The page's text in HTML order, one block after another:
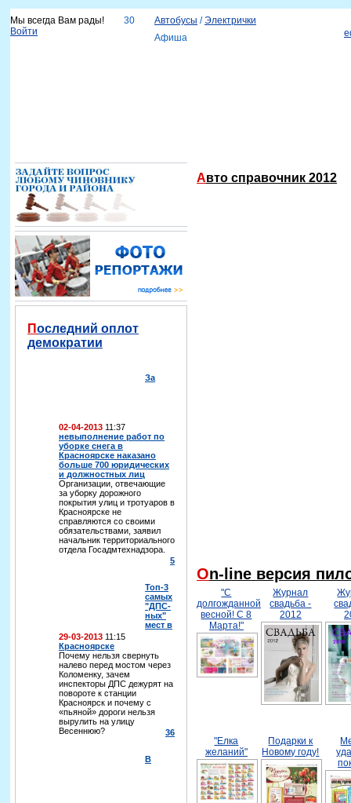
Мы всегда Вам рады!
Войти
30 Автобусы /Электрички
Афиша
Последний оплот
демократии
02-04-2013 11:37
За
невыполнение работ по
уборке снега в
Красноярске наказано
больше 700 юридических
и должностных лиц
Организации, отвечающие
за уборку дорожного
покрытия улиц и тротуаров в
Красноярске не
справляются со своими
обязательствами, заявил
начальник территориального
отдела Госадмтехнадзора.
5
29-03-2013 11:15
Топ-3
самых
"ДПС-
ных"
мест в
Красноярске
Почему нельзя свернуть
налево перед мостом через
Коломенку, зачем
инспекторы ДПС дежурят на
повороте к станции
Красноярск и почему с
«пьяной» дороги нельзя
вырулить на улицу
Весеннюю?
36
В
Авто справочник 2012
On-line версия
"С
долгожданной
весной! С 8
Марта!"
Журнал
свадьба -
2012
"Елка
желаний"
Подарки к
Новому году!